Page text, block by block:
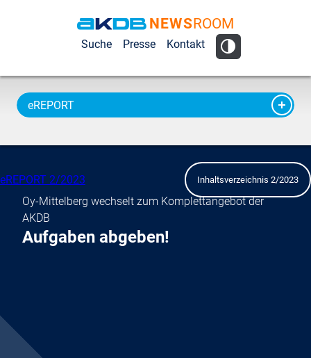
AKDB Anstalt
Kommunale
Datenverarbeitung
NEWSROOM
Suche Presse Kontakt
eREPORT
eREPORT 2/2023 Inhaltsverzeichnis 2/2023
Oy-Mittelberg wechselt zum Komplettangebot der
AKDB
Aufgaben abgeben!